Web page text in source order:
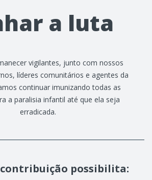
a luta
vigilantes, junto com nossos
líderes comunitários e agentes da
continuar imunizando todas as
a paralisia infantil até que ela seja
erradicada.
contribuição possibilita: